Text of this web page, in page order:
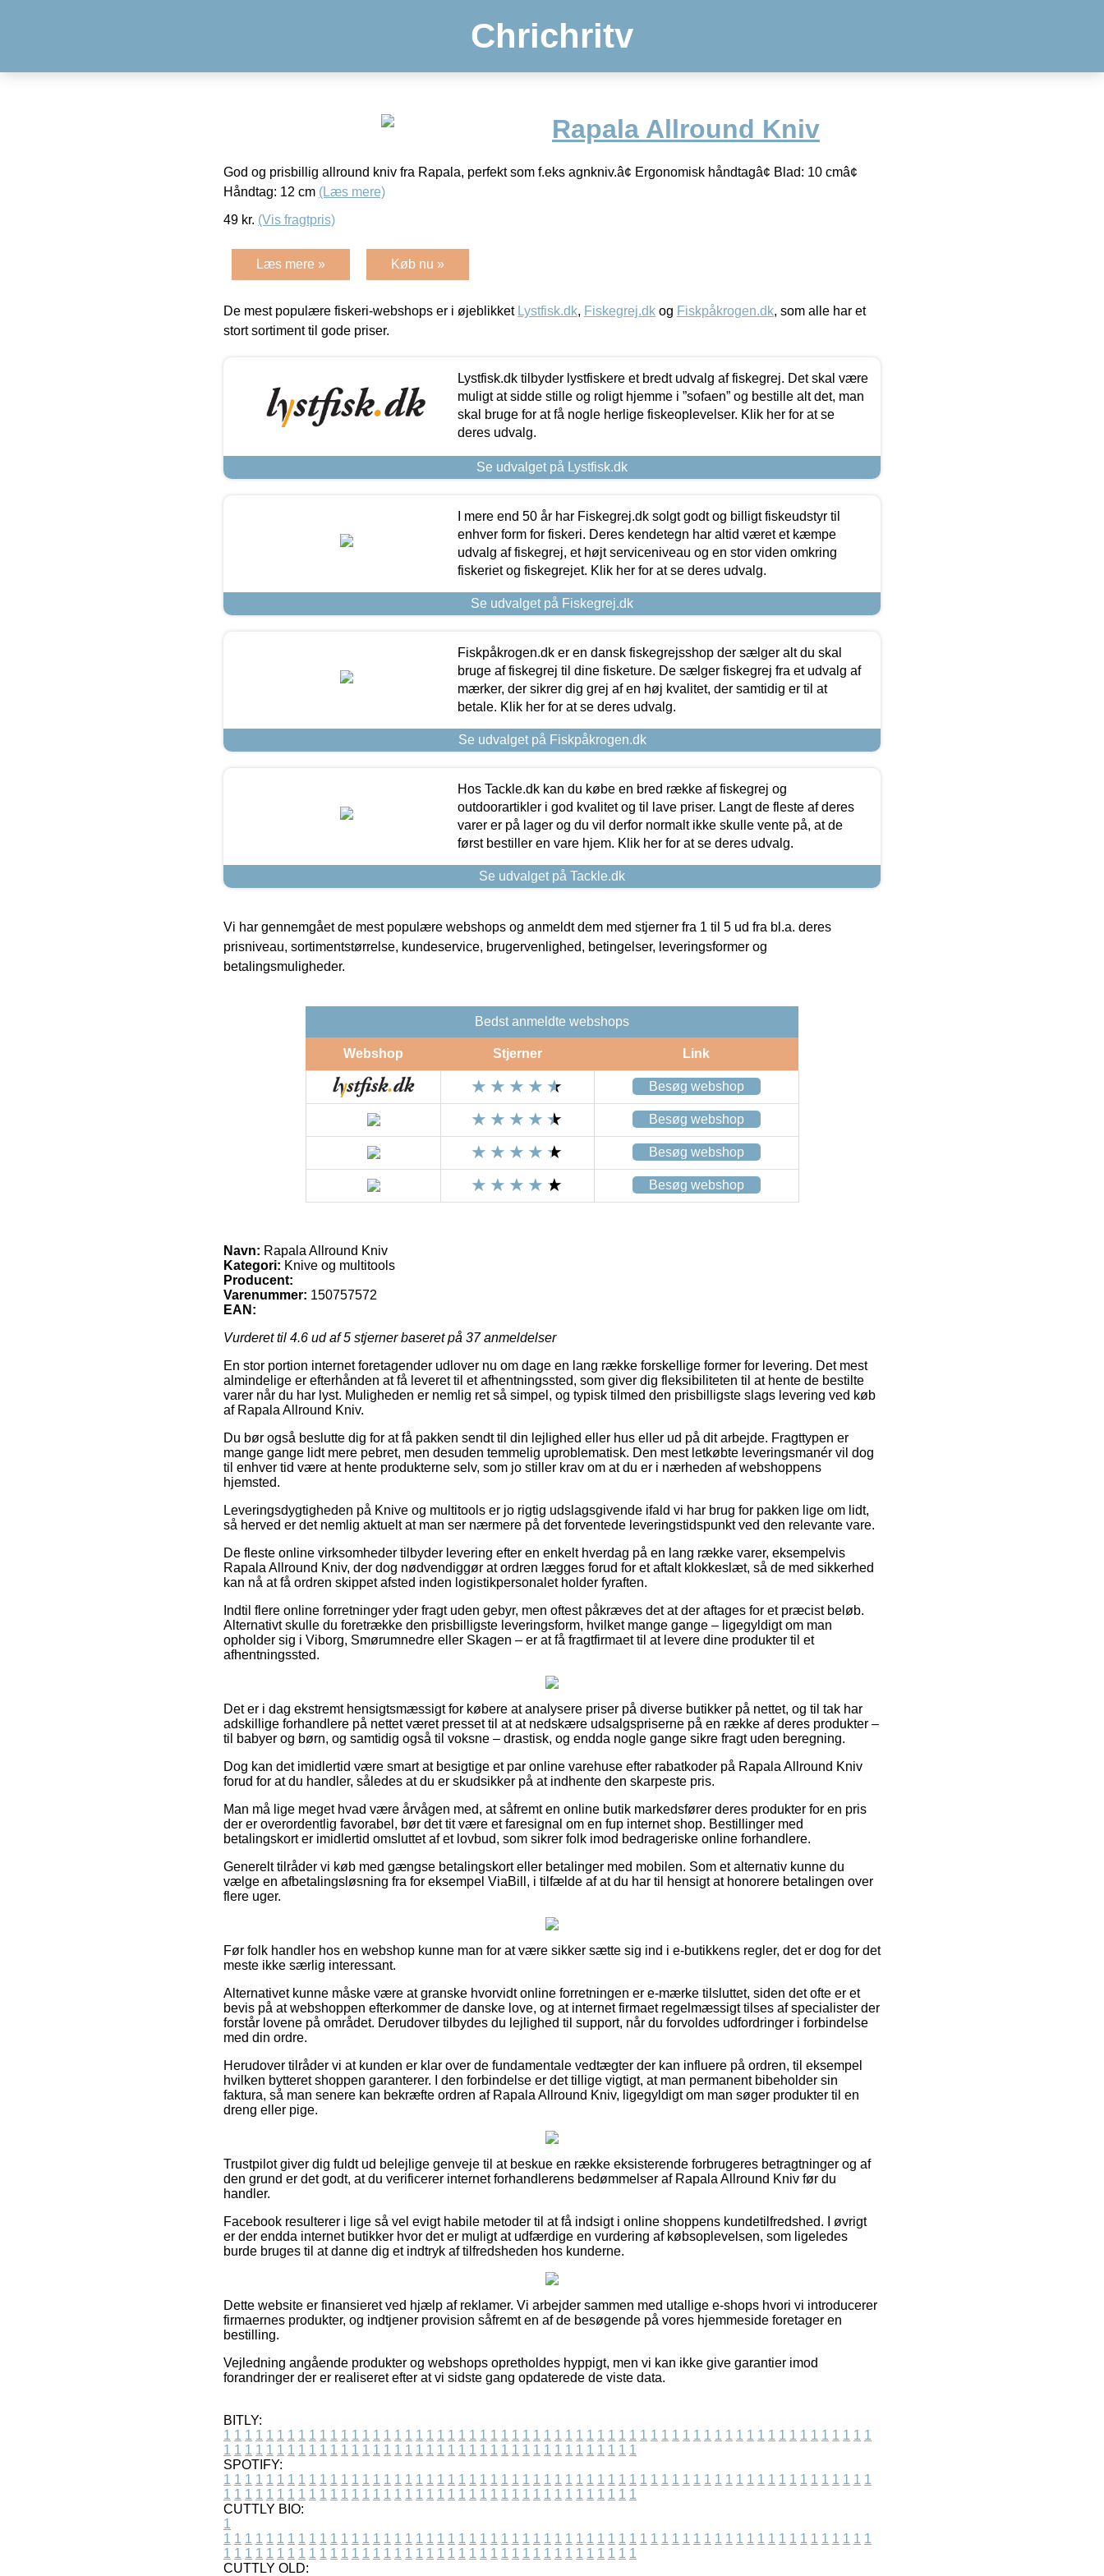
Chrichritv
Rapala Allround Kniv
God og prisbillig allround kniv fra Rapala, perfekt som f.eks agnkniv.â¢ Ergonomisk håndtagâ¢ Blad: 10 cmâ¢
Håndtag: 12 cm (Læs mere)
49 kr. (Vis fragtpris)
Læs mere » Køb nu »
De mest populære fiskeri-webshops er i øjeblikket Lystfisk.dk, Fiskegrej.dk og Fiskpåkrogen.dk, som alle har et
stort sortiment til gode priser.
Lystfisk.dk tilbyder lystfiskere et bredt udvalg af fiskegrej. Det skal være
muligt at sidde stille og roligt hjemme i ”sofaen” og bestille alt det, man
skal bruge for at få nogle herlige fiskeoplevelser. Klik her for at se
deres udvalg.
Se udvalget på Lystfisk.dk
I mere end 50 år har Fiskegrej.dk solgt godt og billigt fiskeudstyr til
enhver form for fiskeri. Deres kendetegn har altid været et kæmpe
udvalg af fiskegrej, et højt serviceniveau og en stor viden omkring
fiskeriet og fiskegrejet. Klik her for at se deres udvalg.
Se udvalget på Fiskegrej.dk
Fiskpåkrogen.dk er en dansk fiskegrejsshop der sælger alt du skal
bruge af fiskegrej til dine fisketure. De sælger fiskegrej fra et udvalg af
mærker, der sikrer dig grej af en høj kvalitet, der samtidig er til at
betale. Klik her for at se deres udvalg.
Se udvalget på Fiskpåkrogen.dk
Hos Tackle.dk kan du købe en bred række af fiskegrej og
outdoorartikler i god kvalitet og til lave priser. Langt de fleste af deres
varer er på lager og du vil derfor normalt ikke skulle vente på, at de
først bestiller en vare hjem. Klik her for at se deres udvalg.
Se udvalget på Tackle.dk
Vi har gennemgået de mest populære webshops og anmeldt dem med stjerner fra 1 til 5 ud fra bl.a. deres
prisniveau, sortimentstørrelse, kundeservice, brugervenlighed, betingelser, leveringsformer og
betalingsmuligheder.
Bedst anmeldte webshops
Webshop Stjerner Link
Besøg webshop
Besøg webshop
Besøg webshop
Besøg webshop
Navn: Rapala Allround Kniv
Kategori: Knive og multitools
Producent:
Varenummer: 150757572
EAN:
Vurderet til 4.6 ud af 5 stjerner baseret på 37anmeldelser
En stor portion internet foretagender udlover nu om dage en lang række forskellige former for levering. Det mest
almindelige er efterhånden at få leveret til et afhentningssted, som giver dig fleksibiliteten til at hente de bestilte
varer når du har lyst. Muligheden er nemlig ret så simpel, og typisk tilmed den prisbilligste slags levering ved køb
af Rapala Allround Kniv.
Du bør også beslutte dig for at få pakken sendt til din lejlighed eller hus eller ud på dit arbejde. Fragttypen er
mange gange lidt mere pebret, men desuden temmelig uproblematisk. Den mest letkøbte leveringsmanér vil dog
til enhver tid være at hente produkterne selv, som jo stiller krav om at du er i nærheden af webshoppens
hjemsted.
Leveringsdygtigheden på Knive og multitools er jo rigtig udslagsgivende ifald vi har brug for pakken lige om lidt,
så herved er det nemlig aktuelt at man ser nærmere på det forventede leveringstidspunkt ved den relevante vare.
De fleste online virksomheder tilbyder levering efter en enkelt hverdag på en lang række varer, eksempelvis
Rapala Allround Kniv, der dog nødvendiggør at ordren lægges forud for et aftalt klokkeslæt, så de med sikkerhed
kan nå at få ordren skippet afsted inden logistikpersonalet holder fyraften.
Indtil flere online forretninger yder fragt uden gebyr, men oftest påkræves det at der aftages for et præcist beløb.
Alternativt skulle du foretrække den prisbilligste leveringsform, hvilket mange gange – ligegyldigt om man
opholder sig i Viborg, Smørumnedre eller Skagen – er at få fragtfirmaet til at levere dine produkter til et
afhentningssted.
Det er i dag ekstremt hensigtsmæssigt for købere at analysere priser på diverse butikker på nettet, og til tak har
adskillige forhandlere på nettet været presset til at at nedskære udsalgspriserne på en række af deres produkter –
til babyer og børn, og samtidig også til voksne – drastisk, og endda nogle gange sikre fragt uden beregning.
Dog kan det imidlertid være smart at besigtige et par online varehuse efter rabatkoder på Rapala Allround Kniv
forud for at du handler, således at du er skudsikker på at indhente den skarpeste pris.
Man må lige meget hvad være årvågen med, at såfremt en online butik markedsfører deres produkter for en pris
der er overordentlig favorabel, bør det tit være et faresignal om en fup internet shop. Bestillinger med
betalingskort er imidlertid omsluttet af et lovbud, som sikrer folk imod bedrageriske online forhandlere.
Generelt tilråder vi køb med gængse betalingskort eller betalinger med mobilen. Som et alternativ kunne du
vælge en afbetalingsløsning fra for eksempel ViaBill, i tilfælde af at du har til hensigt at honorere betalingen over
flere uger.
Før folk handler hos en webshop kunne man for at være sikker sætte sig ind i e-butikkens regler, det er dog for det
meste ikke særlig interessant.
Alternativet kunne måske være at granske hvorvidt online forretningen er e-mærke tilsluttet, siden det ofte er et
bevis på at webshoppen efterkommer de danske love, og at internet firmaet regelmæssigt tilses af specialister der
forstår lovene på området. Derudover tilbydes du lejlighed til support, når du forvoldes udfordringer i forbindelse
med din ordre.
Herudover tilråder vi at kunden er klar over de fundamentale vedtægter der kan influere på ordren, til eksempel
hvilken bytteret shoppen garanterer. I den forbindelse er det tillige vigtigt, at man permanent bibeholder sin
faktura, så man senere kan bekræfte ordren af Rapala Allround Kniv, ligegyldigt om man søger produkter til en
dreng eller pige.
Trustpilot giver dig fuldt ud belejlige genveje til at beskue en række eksisterende forbrugeres betragtninger og af
den grund er det godt, at du verificerer internet forhandlerens bedømmelser af Rapala Allround Kniv før du
handler.
Facebook resulterer i lige så vel evigt habile metoder til at få indsigt i online shoppens kundetilfredshed. I øvrigt
er der endda internet butikker hvor det er muligt at udfærdige en vurdering af købsoplevelsen, som ligeledes
burde bruges til at danne dig et indtryk af tilfredsheden hos kunderne.
Dette website er finansieret ved hjælp af reklamer. Vi arbejder sammen med utallige e-shops hvori vi introducerer
firmaernes produkter, og indtjener provision såfremt en af de besøgende på vores hjemmeside foretager en
bestilling.
Vejledning angående produkter og webshops opretholdes hyppigt, men vi kan ikke give garantier imod
forandringer der er realiseret efter at vi sidste gang opdaterede de viste data.
BITLY:
1 1 1 1 1 1 1 1 1 1 1 1 1 1 1 1 1 1 1 1 1 1 1 1 1 1 1 1 1 1 1 1 1 1 1 1 1 1 1 1 1 1 1 1 1 1 1 1 1 1 1 1 1 1 1 1 1 1 1 1 1
1 1 1 1 1 1 1 1 1 1 1 1 1 1 1 1 1 1 1 1 1 1 1 1 1 1 1 1 1 1 1 1 1 1 1 1 1 1 1
SPOTIFY:
1 1 1 1 1 1 1 1 1 1 1 1 1 1 1 1 1 1 1 1 1 1 1 1 1 1 1 1 1 1 1 1 1 1 1 1 1 1 1 1 1 1 1 1 1 1 1 1 1 1 1 1 1 1 1 1 1 1 1 1 1
1 1 1 1 1 1 1 1 1 1 1 1 1 1 1 1 1 1 1 1 1 1 1 1 1 1 1 1 1 1 1 1 1 1 1 1 1 1 1
CUTTLY BIO:
1
1 1 1 1 1 1 1 1 1 1 1 1 1 1 1 1 1 1 1 1 1 1 1 1 1 1 1 1 1 1 1 1 1 1 1 1 1 1 1 1 1 1 1 1 1 1 1 1 1 1 1 1 1 1 1 1 1 1 1 1 1
1 1 1 1 1 1 1 1 1 1 1 1 1 1 1 1 1 1 1 1 1 1 1 1 1 1 1 1 1 1 1 1 1 1 1 1 1 1 1
CUTTLY OLD: